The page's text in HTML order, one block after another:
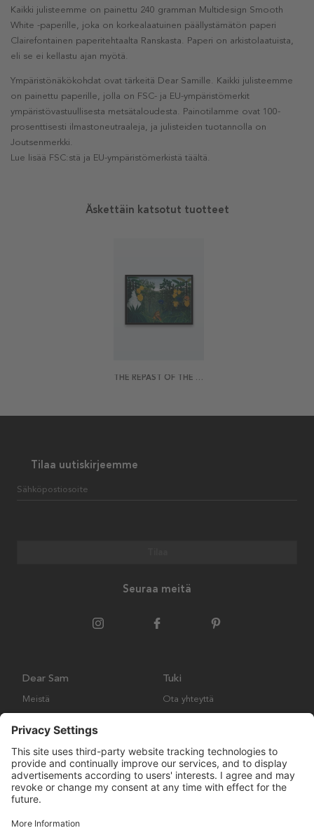
Kaikki julisteemme on painettu 240 gramman Multidesign Smooth
White -paperille, joka on korkealaatuinen päällystämätön paperi
Clairefontainen paperitehtaalta Ranskasta. Paperi on arkistolaatuista,
eli se ei kellastu ajan myötä.
Ympäristönäkökohdat ovat tärkeitä Dear Samille. Kaikki julisteemme
on painettu paperille, jolla on FSC- ja EU-ympäristömerkit
ympäristövastuullisesta metsätaloudesta. Painotilamme ovat 100-
prosenttisesti ilmastoneutraaleja, ja julisteiden tuotannolla on
Joutsenmerkki.
Lue lisää FSC:stä ja EU-ympäristömerkistä täältä.
Äskettäin katsotut tuotteet
THE REPAST OF THE LION BY ROUSSEAU JULISTE
Tilaa uutiskirjeemme
Sähköpostiosoite
Seuraa meitä
Dear Sam
Meistä
Tuki
Ota yhteyttä
Palautukset ja vaatimukset